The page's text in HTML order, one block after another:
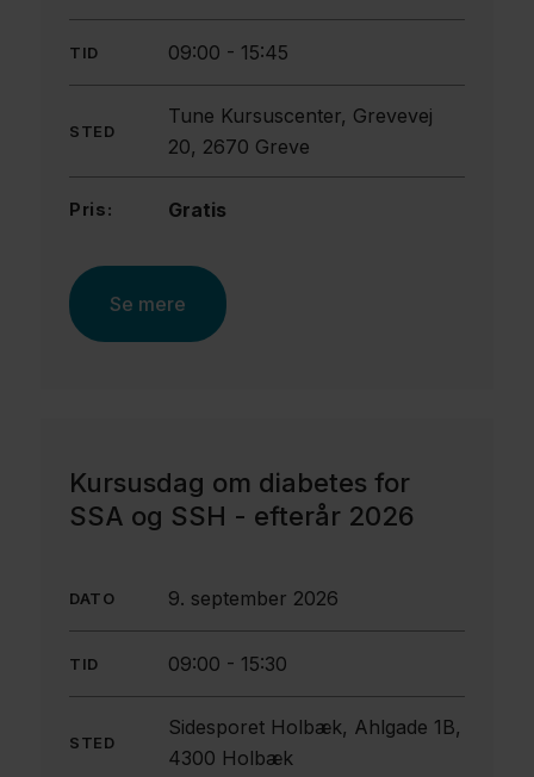
TID 09:00 - 15:45
STED
Tune Kursuscenter, Grevevej
20, 2670 Greve
Pris: Gratis
Se mere
Kursusdag om diabetes for
SSA og SSH - efterår 2026
DATO 9. september 2026
TID 09:00 - 15:30
STED
Sidesporet Holbæk, Ahlgade 1B,
4300 Holbæk